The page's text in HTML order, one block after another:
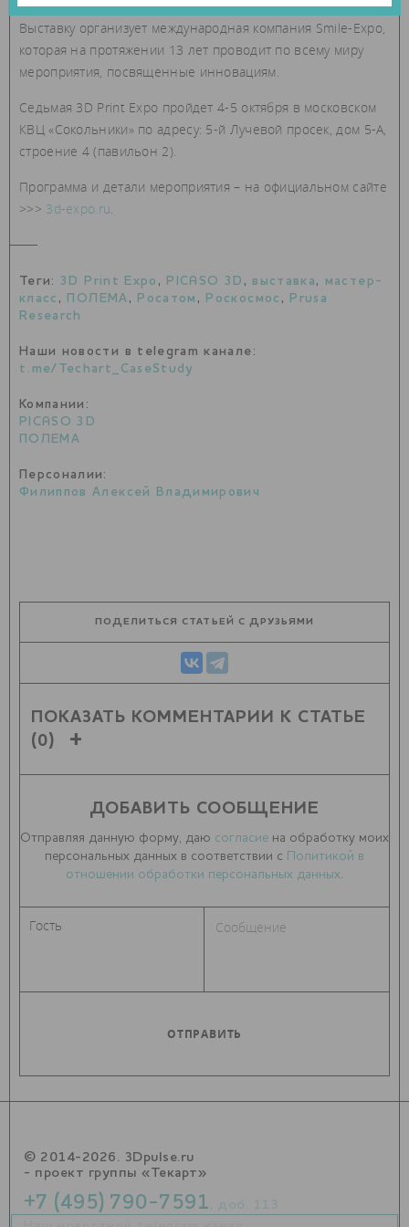
Выставку организует международная компания Smile-Expo,
которая на протяжении 13 лет проводит по всему миру
мероприятия, посвященные инновациям.
Седьмая 3D Print Expo пройдет 4-5 октября в московском
КВЦ «Сокольники» по адресу: 5-й Лучевой просек, дом 5-А,
строение 4 (павильон 2).
Программа и детали мероприятия – на официальном сайте
>>> 3d-expo.ru.
Теги:3D Print Expo , PICASO 3D , выставка , мастер-
класс , ПОЛЕМА , Росатом , Роскосмос ,
Prusa
Research
Наши новости в telegram канале:
t.me/Techart_CaseStudy
Компании:
PICASO 3D
ПОЛЕМА
Персоналии:
Филиппов Алексей Владимирович
ПОДЕЛИТЬСЯ СТАТЬЕЙ С ДРУЗЬЯМИ
ПОКАЗАТЬ КОММЕНТАРИИ К СТАТЬЕ
(0)
ДОБАВИТЬ СООБЩЕНИЕ
Отправляя данную форму, даю согласие на обработку моих
персональных данных в соответствии с
Политикой в
отношении обработки персональных данных.
© 2014-2026. 3Dpulse.ru
- проект группы «Текарт»
+7 (495) 790-7591